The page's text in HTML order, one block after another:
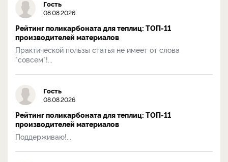
Гость
08.08.2026
Рейтинг поликарбоната для теплиц: ТОП-11
производителей материалов
Практической пользы статья не имеет от слова
"совсем"!...
Гость
08.08.2026
Рейтинг поликарбоната для теплиц: ТОП-11
производителей материалов
Поддерживаю!...